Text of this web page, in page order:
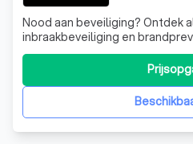
Nood aan beveiliging? Ontdek
inbraakbeveiliging en
bedrijf. Vraag ons
je toe en maken graag een
vrijblijvende prijsofferte.
inbraakveilig.be terecht? >